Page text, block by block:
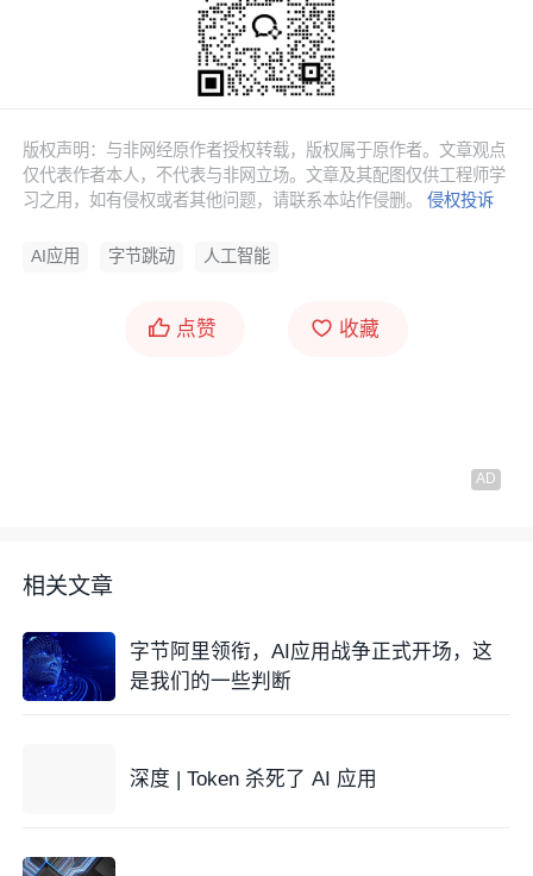
版权声明：与非网经原作者授权转载，版权属于原作者。文章观点
仅代表作者本人，不代表与非网立场。文章及其配图仅供工程师学
习之用，如有侵权或者其他问题，请联系本站作侵删。侵权投诉
AI应用 字节跳动 人工智能
点赞 收藏
相关文章
字节阿里领衔，AI应用战争正式开场，这
是我们的一些判断
深度 | Token 杀死了 AI 应用